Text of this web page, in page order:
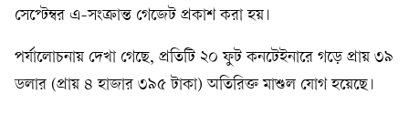
সেপ্টেম্বর এ-সংক্রান্ত গেজেট প্রকাশ করা হয়।
পর্যালোচনায় দেখা গেছে, প্রতিটি ২০ ফুট কনটেইনারে গড়ে প্রায় ৩৯
ডলার (প্রায় ৪ হাজার ৩৯৫ টাকা) অতিরিক্ত মাশুল যোগ হয়েছে।